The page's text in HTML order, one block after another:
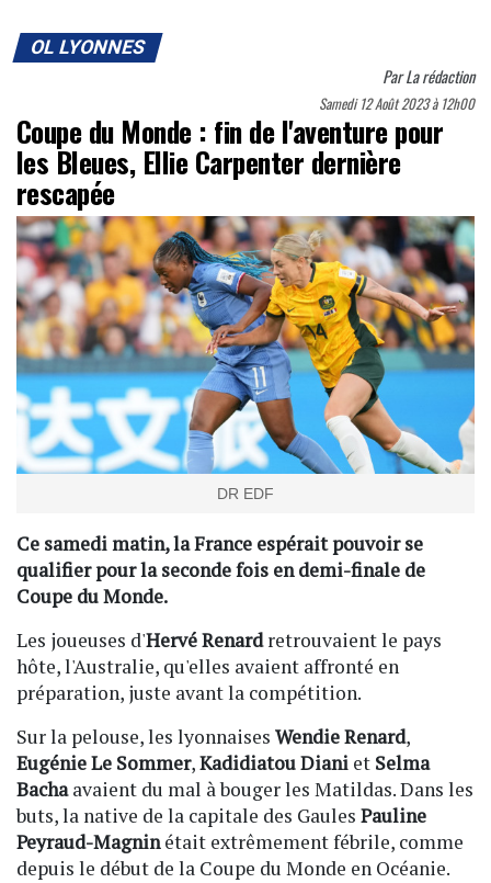
OL LYONNES
ParLa rédaction
Samedi 12 Août 2023 à 12h00
Coupe du Monde : fin de l'aventure pour
les Bleues, Ellie Carpenter dernière
rescapée
DR EDF
Ce samedi matin, la France espérait pouvoir se
qualifier pour la seconde fois en demi-finale de
Coupe du Monde.
Les joueuses d'Hervé Renardretrouvaient le pays
hôte, l'Australie, qu'elles avaient affronté en
préparation, juste avant la compétition.
Sur la pelouse, les lyonnaises Wendie Renard,
Eugénie Le Sommer,Kadidiatou Diani et Selma
Bachaavaient du mal à bouger les Matildas. Dans les
buts, la native de la capitale des Gaules Pauline
Peyraud-Magninétait extrêmement fébrile, comme
depuis le début de la Coupe du Monde en Océanie.